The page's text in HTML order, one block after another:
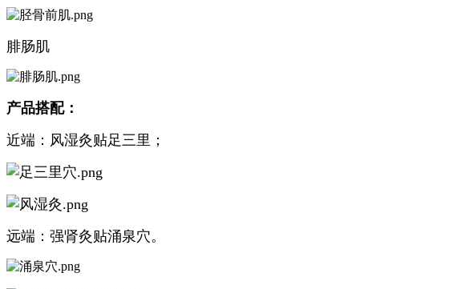
腓肠肌
产品搭配：
近端：风湿灸贴足三里；
远端：强肾灸贴涌泉穴。